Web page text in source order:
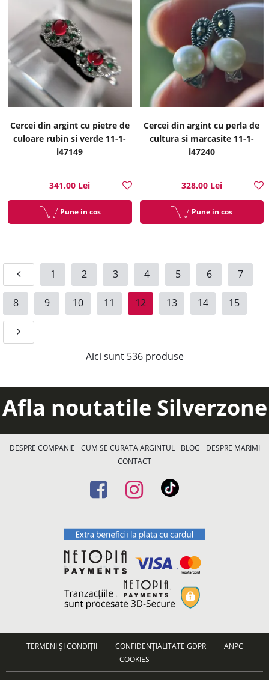
Cercei din argint cu pietre de
culoare rubin si verde 11-1-
i47149
341.00 Lei
Pune in cos
Cercei din argint cu perla de
cultura si marcasite 11-1-
i47240
328.00 Lei
Pune in cos
1 2 3 4 5 6 7
8 9 10 11 12 13 14 15
Aici sunt 536produse
Afla noutatile Silverzone
DESPRE COMPANIE CUM SE CURATA ARGINTUL BLOG
DESPRE MARIMI
CONTACT
TERMENI ȘI CONDIȚII CONFIDENȚIALITATE GDPR
ANPC
COOKIES